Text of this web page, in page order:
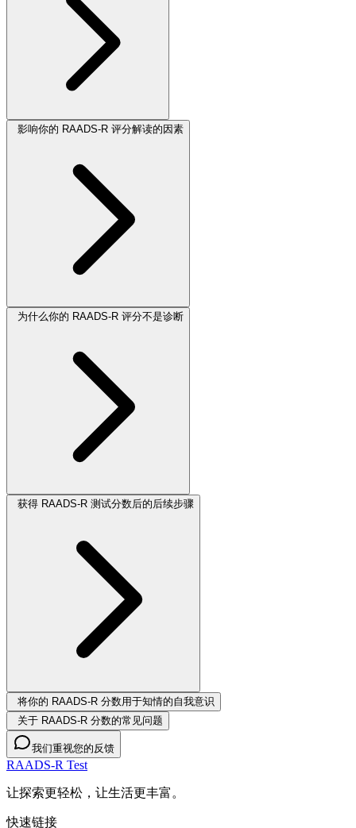
影响你的 RAADS-R 评分解读的因素
为什么你的 RAADS-R 评分不是诊断
获得 RAADS-R 测试分数后的后续步骤
将你的 RAADS-R 分数用于知情的自我意识
关于 RAADS-R 分数的常见问题
我们重视您的反馈
RAADS-R Test
让探索更轻松，让生活更丰富。
快速链接